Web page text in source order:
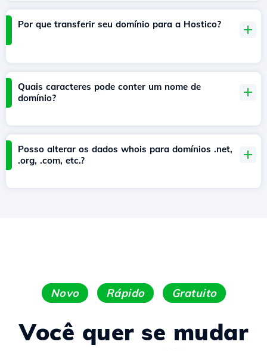
Por que transferir seu domínio para a Hostico?
Quais caracteres pode conter um nome de
domínio?
Posso alterar os dados whois para domínios .net,
.org, .com, etc.?
Novo Rápido Gratuito
Você quer se mudar